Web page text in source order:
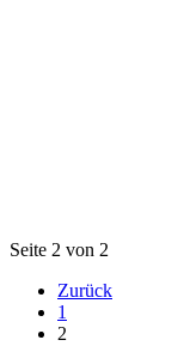
Seite 2 von 2
Zurück
1
2